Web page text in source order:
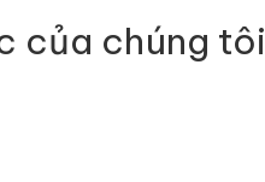
của chúng tôi